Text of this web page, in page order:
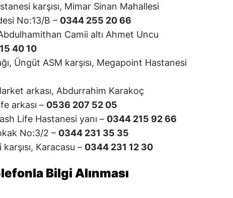
karşısı, Mimar Sinan Mahallesi
No:13/B – 0344 255 20 66
Camii altı Ahmet Uncu
40 10
Üngüt ASM karşısı, Megapoint Hastanesi
arkası, Abdurrahim Karakoç
arkası – 0536 207 52 05
Life Hastanesi yanı – 0344 215 92 66
No:3/2 – 0344 231 35 35
Karacasu – 0344 231 12 30
Bilgi Alınması